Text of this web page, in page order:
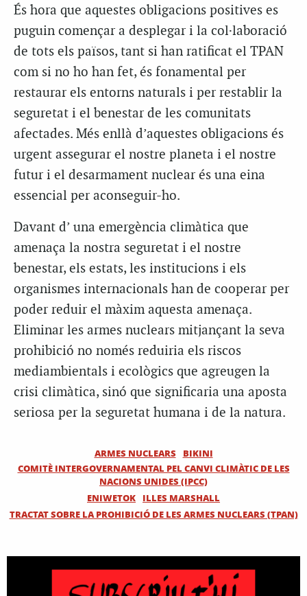
És hora que aquestes obligacions positives es
puguin començar a desplegar i la col·laboració
de tots els països, tant si han ratificat el TPAN
com si no ho han fet, és fonamental per
restaurar els entorns naturals i per restablir la
seguretat i el benestar de les comunitats
afectades. Més enllà d’aquestes obligacions és
urgent assegurar el nostre planeta i el nostre
futur i el desarmament nuclear és una eina
essencial per aconseguir-ho.
Davant d’ una emergència climàtica que
amenaça la nostra seguretat i el nostre
benestar, els estats, les institucions i els
organismes internacionals han de cooperar per
poder reduir el màxim aquesta amenaça.
Eliminar les armes nuclears mitjançant la seva
prohibició no només reduiria els riscos
mediambientals i ecològics que agreugen la
crisi climàtica, sinó que significaria una aposta
seriosa per la seguretat humana i de la natura.
ARMES NUCLEARS
BIKINI
COMITÈ INTERGOVERNAMENTAL PEL CANVI CLIMÀTIC DE LES
NACIONS UNIDES (IPCC)
ENIWETOK
ILLES MARSHALL
TRACTAT SOBRE LA PROHIBICIÓ DE LES ARMES NUCLEARS (TPAN)